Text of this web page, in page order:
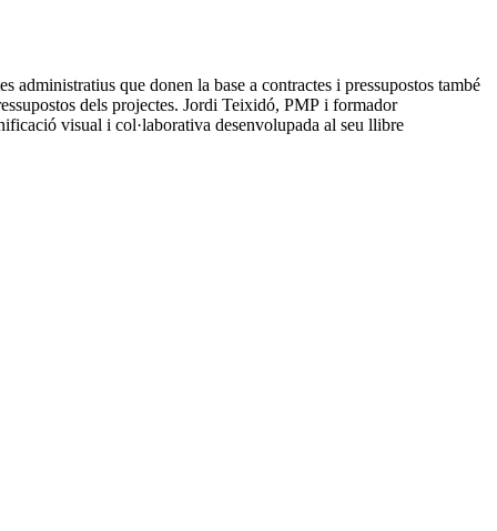
que donen la base a contractes i pressupostos també
dels projectes. Jordi Teixidó, PMP i formador
visual i col·laborativa desenvolupada al seu llibre